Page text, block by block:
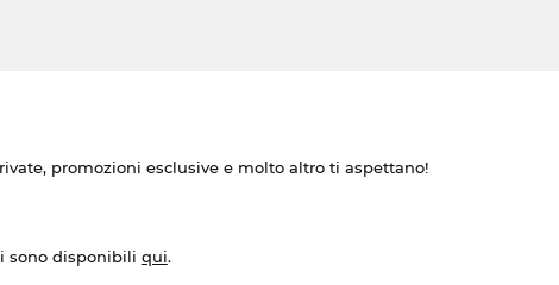
promozioni esclusive e molto altro ti aspettano!
sono disponibili qui.